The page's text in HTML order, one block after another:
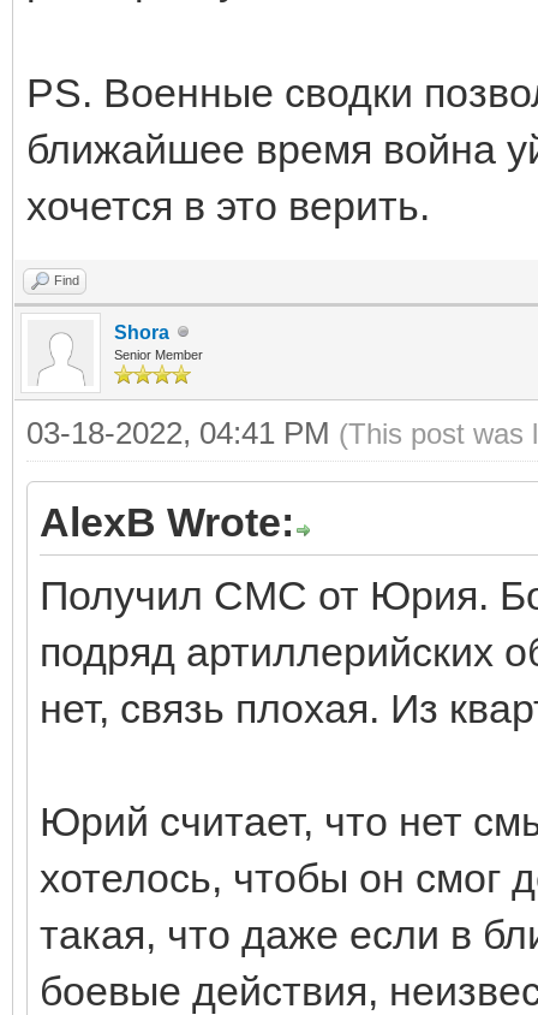
PS. Военные сводки
ближайшее время война
хочется в это верить.
Find
Shora
Senior Member
03-18-2022, 04:41 PM (This post was
AlexB Wrote:
Получил СМС от Юрия.
подряд артиллерийских
нет, связь плохая. Из
Юрий считает, что нет
хотелось, чтобы он смог
такая, что даже если в
боевые действия,